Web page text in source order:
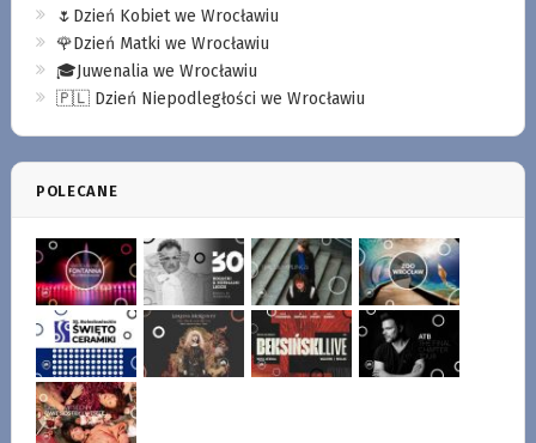
🌷Dzień Kobiet we Wrocławiu
🌹Dzień Matki we Wrocławiu
🎓Juwenalia we Wrocławiu
🇵🇱 Dzień Niepodległości we Wrocławiu
POLECANE